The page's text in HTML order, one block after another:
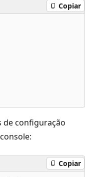
Copiar
de configuração
Copiar